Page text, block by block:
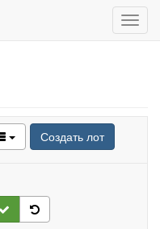
Создать лот